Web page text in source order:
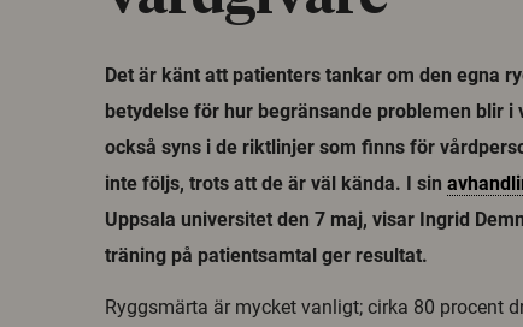
Det är känt att patienters tankar om den egna
betydelse för hur begränsande problemen blir i
också syns i de riktlinjer som finns för
inte följs, trots att de är väl kända. I sin
Uppsala universitet den 7 maj, visar Ingrid
träning på patientsamtal ger resultat.
Ryggsmärta är mycket vanligt; cirka 80 procent